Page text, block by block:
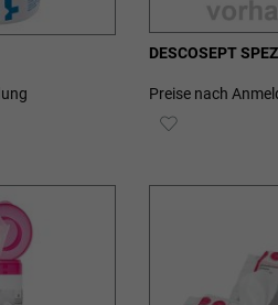
DESCOSEPT
Preise nach
ZUR